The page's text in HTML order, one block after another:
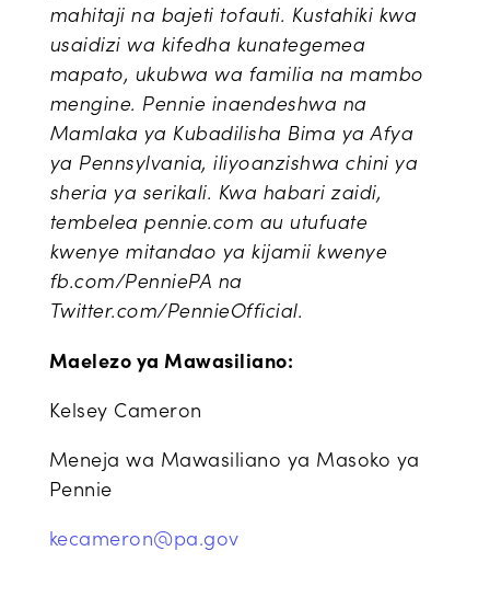
mahitaji na bajeti tofauti. Kustahiki kwa
usaidizi wa kifedha kunategemea
mapato, ukubwa wa familia na mambo
mengine. Pennie inaendeshwa na
Mamlaka ya Kubadilisha Bima ya Afya
ya Pennsylvania, iliyoanzishwa chini ya
sheria ya serikali. Kwa habari zaidi,
tembelea pennie.com au utufuate
kwenye mitandao ya kijamii kwenye
fb.com/PenniePA na
Twitter.com/PennieOfficial.
Maelezo ya Mawasiliano:
Kelsey Cameron
Meneja wa Mawasiliano ya Masoko ya
Pennie
kecameron@pa.gov